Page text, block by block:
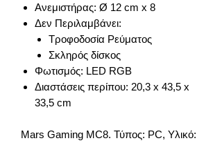
Ανεμιστήρας: Ø 12 cm x 8
Δεν Περιλαμβάνει:
Τροφοδοσία Ρεύματος
Σκληρός δίσκος
Φωτισμός: LED RGB
Διαστάσεις περίπου: 20,3 x 43,5 x
33,5 cm
Mars Gaming MC8. Τύπος: PC, Υλικό: